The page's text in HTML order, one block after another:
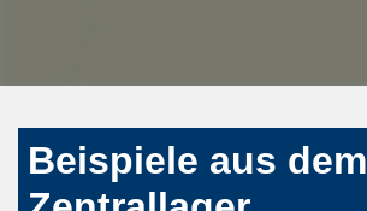
Beispiele aus dem